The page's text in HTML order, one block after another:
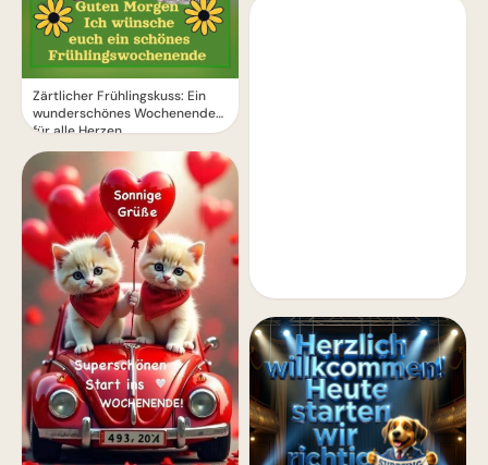
Zärtlicher Frühlingskuss: Ein
wunderschönes Wochenende
für alle Herzen